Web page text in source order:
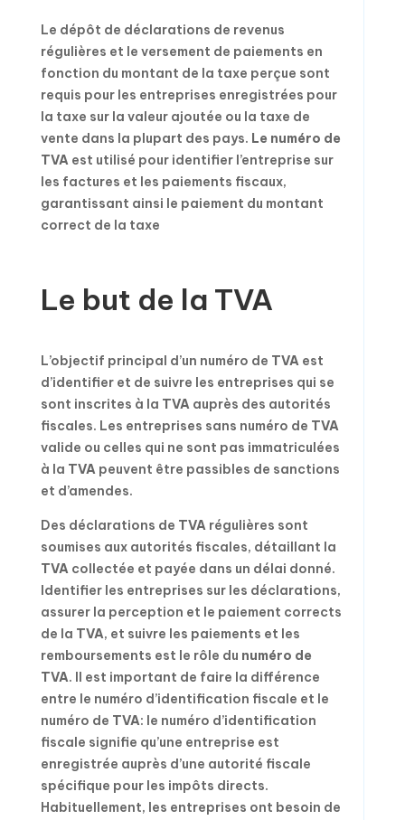
Le dépôt de déclarations de revenus
régulières et le versement de paiements en
fonction du montant de la taxe perçue sont
requis pour les entreprises enregistrées pour
la taxe sur la valeur ajoutée ou la taxe de
vente dans la plupart des pays. Le numéro de
TVAest utilisé pour identifier l’entreprise sur
les factures et les paiements fiscaux,
garantissant ainsi le paiement du montant
correct de la taxe
Le but de la TVA
L’objectif principal d’un numéro de TVAest
d’identifier et de suivre les entreprises qui se
sont inscrites à la TVAauprès des autorités
fiscales. Les entreprises sans numéro de TVA
valide ou celles qui ne sont pas immatriculées
à la TVApeuvent être passibles de sanctions
et d’amendes.
Des déclarations de TVArégulières sont
soumises aux autorités fiscales, détaillant la
TVAcollectée et payée dans un délai donné.
Identifier les entreprises sur les déclarations,
assurer la perception et le paiement corrects
de la TVA, et suivre les paiements et les
remboursements est le rôle du numéro de
TVA. Il est important de faire la différence
entre le numéro d’identification fiscale et le
numéro de TVA: le numéro d’identification
fiscale signifie qu’une entreprise est
enregistrée auprès d’une autorité fiscale
spécifique pour les impôts directs.
Habituellement, les entreprises ont besoin de